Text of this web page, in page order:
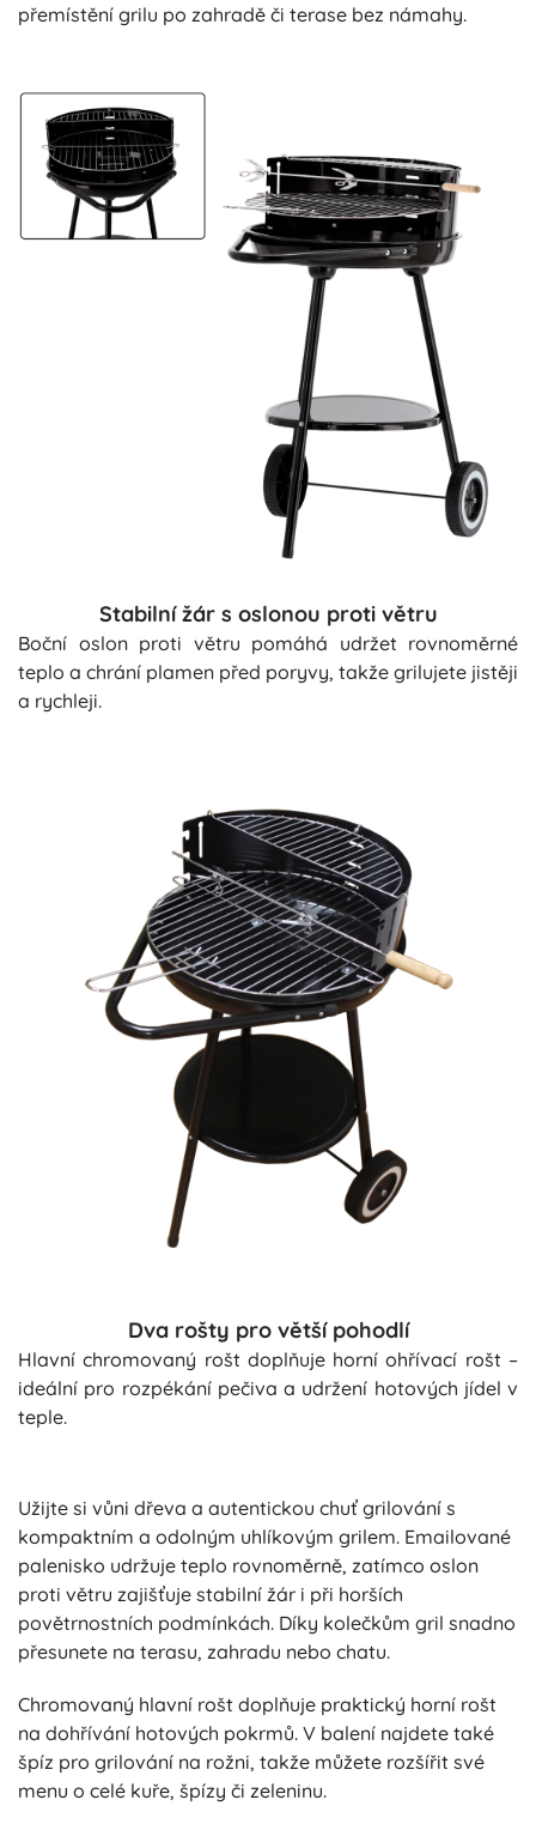
přemístění grilu po zahradě či terase bez námahy.
Stabilní žár s oslonou proti větru
Boční oslon proti větru pomáhá udržet rovnoměrné
teplo a chrání plamen před poryvy, takže grilujete jistěji
a rychleji.
Dva rošty pro větší pohodlí
Hlavní chromovaný rošt doplňuje horní ohřívací rošt –
ideální pro rozpékání pečiva a udržení hotových jídel v
teple.
Užijte si vůni dřeva a autentickou chuť grilování s
kompaktním a odolným uhlíkovým grilem. Emailované
palenisko udržuje teplo rovnoměrně, zatímco oslon
proti větru zajišťuje stabilní žár i při horších
povětrnostních podmínkách. Díky kolečkům gril snadno
přesunete na terasu, zahradu nebo chatu.
Chromovaný hlavní rošt doplňuje praktický horní rošt
na dohřívání hotových pokrmů. V balení najdete také
špíz pro grilování na rožni, takže můžete rozšířit své
menu o celé kuře, špízy či zeleninu.